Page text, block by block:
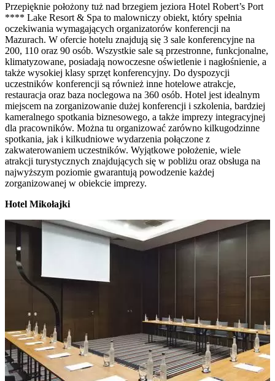
Przepięknie położony tuż nad brzegiem jeziora Hotel Robert’s Port
**** Lake Resort & Spa to malowniczy obiekt, który spełnia
oczekiwania wymagających organizatorów konferencji na
Mazurach. W ofercie hotelu znajdują się 3 sale konferencyjne na
200, 110 oraz 90 osób. Wszystkie sale są przestronne, funkcjonalne,
klimatyzowane, posiadają nowoczesne oświetlenie i nagłośnienie, a
także wysokiej klasy sprzęt konferencyjny. Do dyspozycji
uczestników konferencji są również inne hotelowe atrakcje,
restauracja oraz baza noclegowa na 360 osób. Hotel jest idealnym
miejscem na zorganizowanie dużej konferencji i szkolenia, bardziej
kameralnego spotkania biznesowego, a także imprezy integracyjnej
dla pracowników. Można tu organizować zarówno kilkugodzinne
spotkania, jak i kilkudniowe wydarzenia połączone z
zakwaterowaniem uczestników. Wyjątkowe położenie, wiele
atrakcji turystycznych znajdujących się w pobliżu oraz obsługa na
najwyższym poziomie gwarantują powodzenie każdej
zorganizowanej w obiekcie imprezy.
Hotel Mikołajki